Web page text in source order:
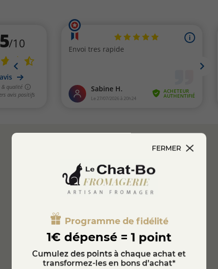
Service Client
04 74 75 60 21
entre 0 et 4° degrés
Frais de port offerts à partir
de 100€ en France
Estimer vos frais d'expédition
FERMER
Programme de fidélité
1€ dépensé = 1 point
Cumulez des points à chaque achat et
transformez-les en bons d’achat*